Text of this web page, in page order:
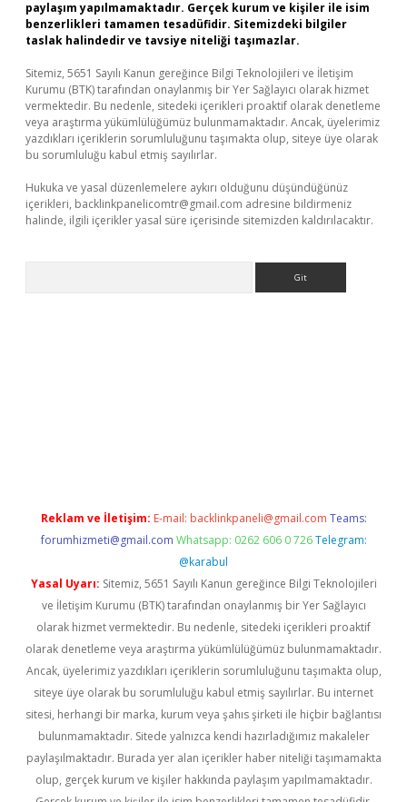
paylaşım yapılmamaktadır. Gerçek kurum ve kişiler ile isim
benzerlikleri tamamen tesadüfidir. Sitemizdeki bilgiler
taslak halindedir ve tavsiye niteliği taşımazlar.
Sitemiz, 5651 Sayılı Kanun gereğince Bilgi Teknolojileri ve İletişim
Kurumu (BTK) tarafından onaylanmış bir Yer Sağlayıcı olarak hizmet
vermektedir. Bu nedenle, sitedeki içerikleri proaktif olarak denetleme
veya araştırma yükümlülüğümüz bulunmamaktadır. Ancak, üyelerimiz
yazdıkları içeriklerin sorumluluğunu taşımakta olup, siteye üye olarak
bu sorumluluğu kabul etmiş sayılırlar.
Hukuka ve yasal düzenlemelere aykırı olduğunu düşündüğünüz
içerikleri, backlinkpanelicomtr@gmail.com adresine bildirmeniz
halinde, ilgili içerikler yasal süre içerisinde sitemizden kaldırılacaktır.
Reklam ve İletişim: E-mail: backlinkpaneli@gmail.com Teams:
forumhizmeti@gmail.com Whatsapp: 0262 606 0 726 Telegram:
@karabul
Yasal Uyarı: Sitemiz, 5651 Sayılı Kanun gereğince Bilgi Teknolojileri
ve İletişim Kurumu (BTK) tarafından onaylanmış bir Yer Sağlayıcı
olarak hizmet vermektedir. Bu nedenle, sitedeki içerikleri proaktif
olarak denetleme veya araştırma yükümlülüğümüz bulunmamaktadır.
Ancak, üyelerimiz yazdıkları içeriklerin sorumluluğunu taşımakta olup,
siteye üye olarak bu sorumluluğu kabul etmiş sayılırlar. Bu internet
sitesi, herhangi bir marka, kurum veya şahıs şirketi ile hiçbir bağlantısı
bulunmamaktadır. Sitede yalnızca kendi hazırladığımız makaleler
paylaşılmaktadır. Burada yer alan içerikler haber niteliği taşımamakta
olup, gerçek kurum ve kişiler hakkında paylaşım yapılmamaktadır.